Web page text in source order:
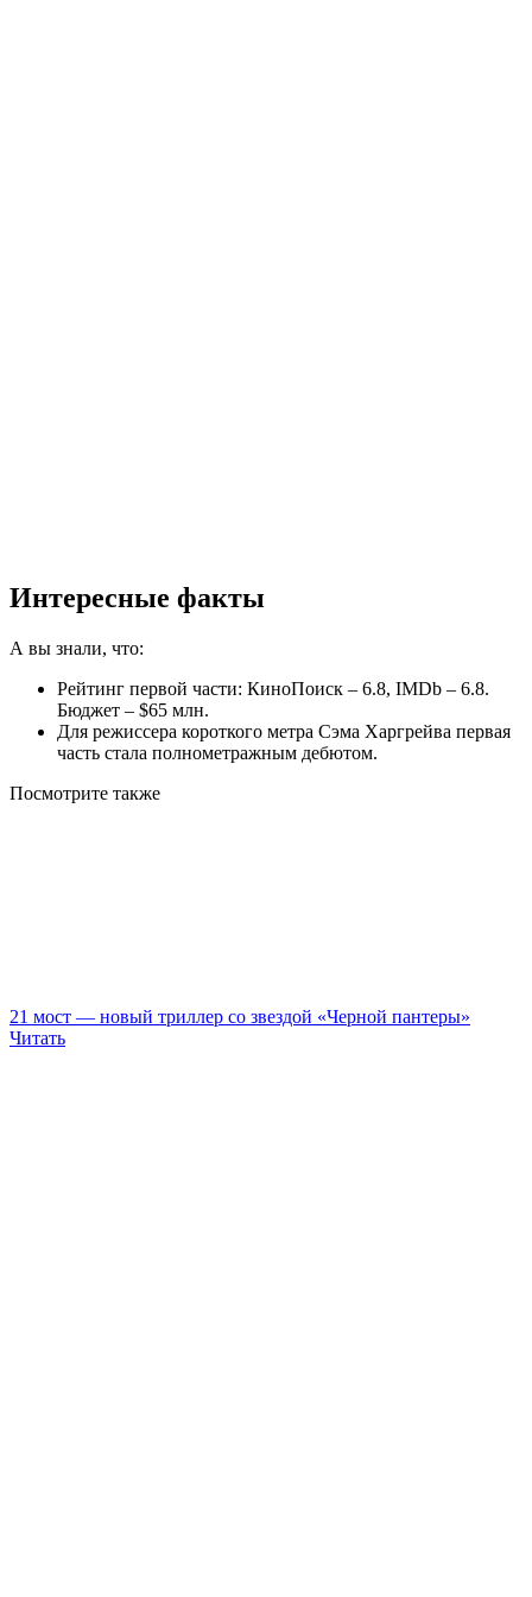
Интересные факты
А вы знали, что:
Рейтинг первой части: КиноПоиск – 6.8, IMDb – 6.8.
Бюджет – $65 млн.
Для режиссера короткого метра Сэма Харгрейва первая
часть стала полнометражным дебютом.
Посмотрите также
21 мост — новый триллер со звездой «Черной пантеры»
Читать